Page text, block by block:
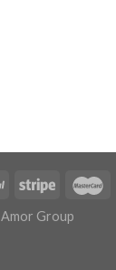
Amor Group